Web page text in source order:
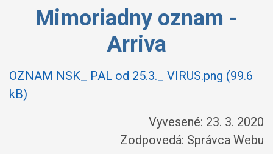
Mimoriadny oznam -
Arriva
OZNAM NSK_ PAL od 25.3._ VIRUS.png (99.6
kB)
Vyvesené: 23. 3. 2020
Zodpovedá: Správca Webu